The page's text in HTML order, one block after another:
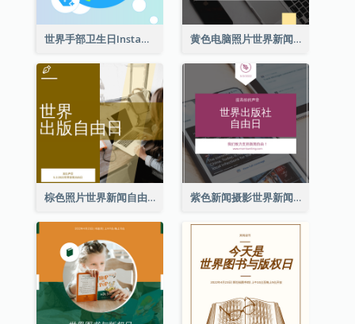
世界手部卫生日Instagram帖子 黄色电脑照片世界新闻自由日Instagram帖子
棕色照片世界新闻自由日Instagram帖子 紫色新闻摄影世界新闻自由日Instagram帖子